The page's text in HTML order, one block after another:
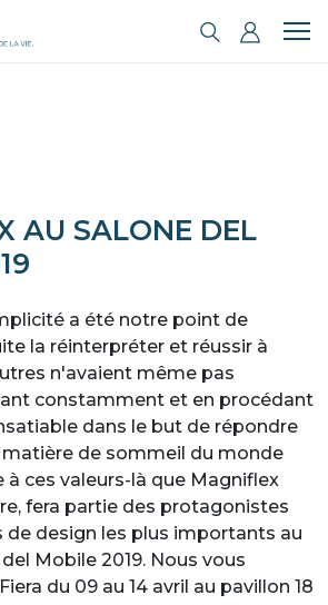
AU SALONE DEL
a été notre point de
la réinterpréter et réussir à
n'avaient même pas
constamment et en procédant
dans le but de répondre
matière de sommeil du monde
à ces valeurs-là que Magniflex
fera partie des protagonistes
de design les plus importants au
Mobile 2019. Nous vous
du 09 au 14 avril au pavillon 18